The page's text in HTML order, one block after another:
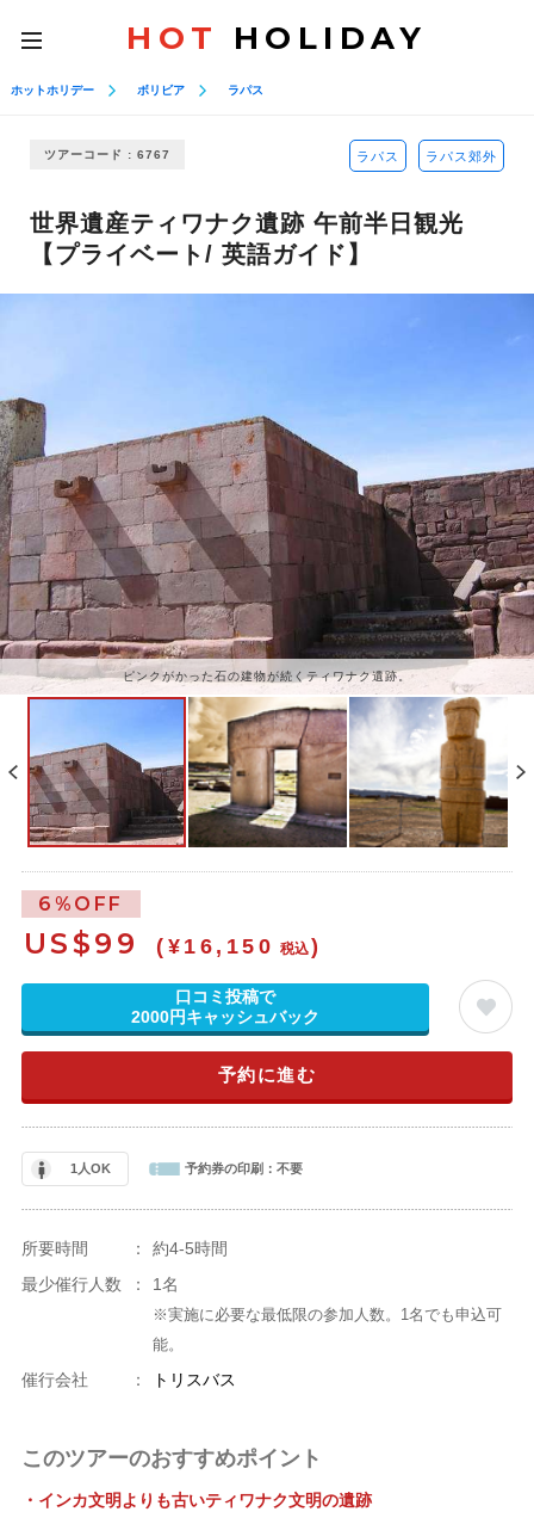
toggle
navigation
HOT HOLIDAY
ホットホリデー ボリビア ラパス
ツアーコード : 6767 ラパス ラパス郊外
世界遺産ティワナク遺跡 午前半日観光
【プライベート/ 英語ガイド】
ピンクがかった石の建物が続くティワナク遺跡。
6%OFF
US$99 (¥16,150 税込)
口コミ投稿で
2000円キャッシュバック
予約に進む
1人OK 予約券の印刷： 不要
所要時間 ：
約4-5時間
最少催行人数
： 1名
※実施に必要な最低限の参加人数。1名でも申込可
能。
催行会社 ： トリスバス
このツアーのおすすめポイント
・インカ文明よりも古いティワナク文明の遺跡